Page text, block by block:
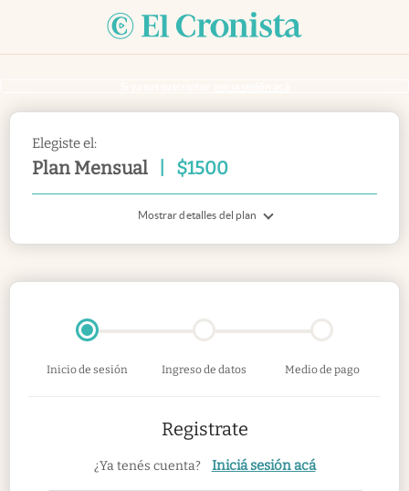
Elegiste el:
Plan Mensual $1500
Mostrar detalles del plan
Inicio de sesión Ingreso de datos Medio de pago
Registrate
¿Ya tenés cuenta? Iniciá sesión acá